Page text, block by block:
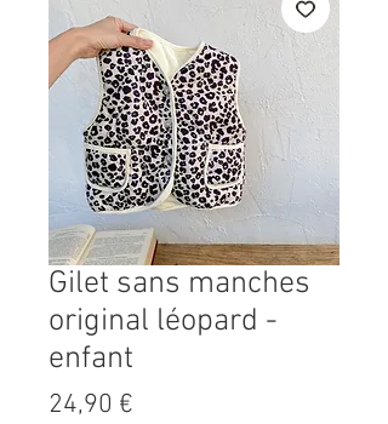
Gilet sans manches
original léopard -
enfant
24,90 €